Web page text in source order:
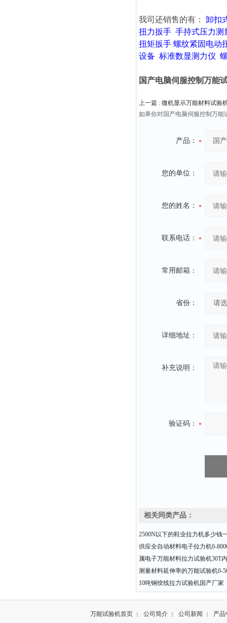
我司还销售的有：
卸扣
扭力扳手 手持式压力测
扭矩扳手 螺纹紧固电动
设备 标准数显测力仪
国产电脑伺服控制万能
上一篇 : 微机显示万能材料试验
如果你对国产电脑伺服控制万
产品：
您的单位：
您的姓名：
联系电话：
常用邮箱：
省份：
详细地址：
补充说明：
验证码：
相关同类产品：
2500N以下的鞋业拉力机多少钱
供应全自动材料电子拉力机0-
属电子万能材料拉力试验机30T
测量材料延伸率的万能试验机0-
10吨钢绞线拉力试验机国产厂家
万能试验机首页 | 公司简介 | 公司新闻 | 产品